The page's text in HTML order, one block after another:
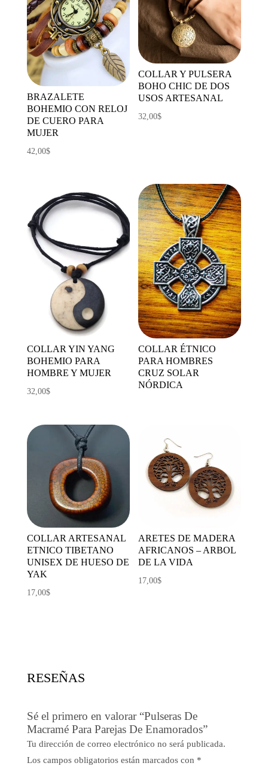
BRAZALETE
BOHEMIO CON RELOJ
DE CUERO PARA
MUJER
42,00$
COLLAR Y PULSERA
BOHO CHIC DE DOS
USOS ARTESANAL
32,00$
COLLAR YIN YANG
BOHEMIO PARA
HOMBRE Y MUJER
32,00$
COLLAR ÉTNICO
PARA HOMBRES
CRUZ SOLAR
NÓRDICA
COLLAR ARTESANAL
ETNICO TIBETANO
UNISEX DE HUESO DE
YAK
17,00$
ARETES DE MADERA
AFRICANOS – ARBOL
DE LA VIDA
17,00$
RESEÑAS
Sé el primero en valorar “Pulseras De
Macramé Para Parejas De Enamorados”
Tu dirección de correo electrónico no será publicada.
Los campos obligatorios están marcados con *